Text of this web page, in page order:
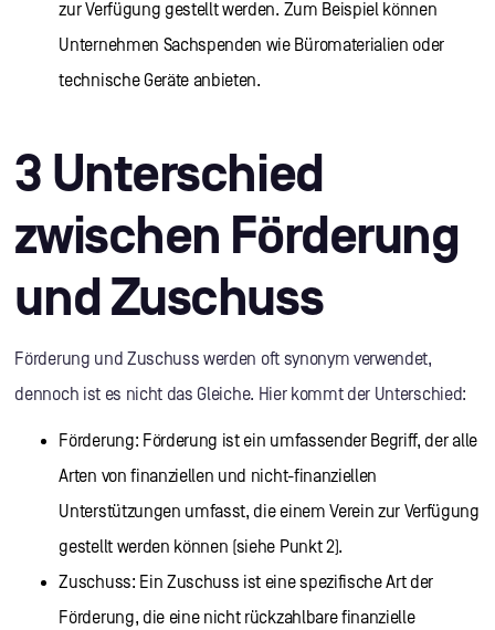
zur Verfügung gestellt werden. Zum Beispiel können
Unternehmen Sachspenden wie Büromaterialien oder
technische Geräte anbieten.
3 Unterschied
zwischen Förderung
und Zuschuss
Förderung und Zuschuss werden oft synonym verwendet,
dennoch ist es nicht das Gleiche. Hier kommt der Unterschied:
Förderung: Förderung ist ein umfassender Begriff, der alle
Arten von finanziellen und nicht-finanziellen
Unterstützungen umfasst, die einem Verein zur Verfügung
gestellt werden können (siehe Punkt 2).
Zuschuss: Ein Zuschuss ist eine spezifische Art der
Förderung, die eine nicht rückzahlbare finanzielle